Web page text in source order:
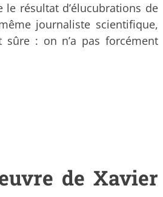
le résultat d’élucubrations de
journaliste scientifique,
sûre : on n’a pas forcément
de Xavier